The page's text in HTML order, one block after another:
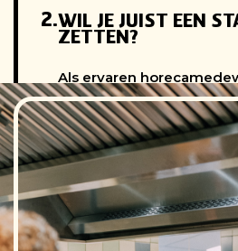
2.WIL JE JUIST EEN
ZETTEN?
Als ervaren
de kans om door te
ontwikkelen en te
georganiseerde keuken
structuur en duidelijke
verantwoordelijkheden.